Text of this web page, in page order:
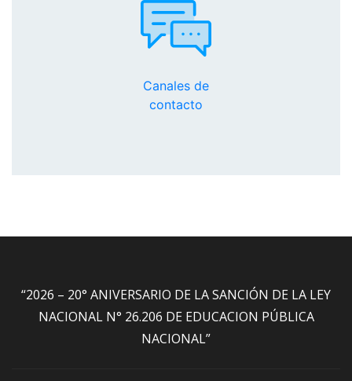
Canales de
contacto
“2026 – 20° ANIVERSARIO DE LA SANCIÓN DE LA LEY
NACIONAL N° 26.206 DE EDUCACION PÚBLICA
NACIONAL”